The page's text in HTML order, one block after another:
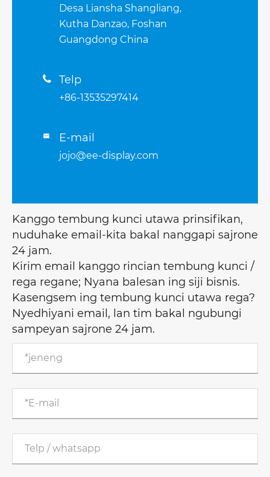
Desa Liansha Shangliang,
Kutha Danzao, Foshan
Guangdong China
 Telp
+86-13535297414
 E-mail
jojo@ee-display.com
Kanggo tembung kunci utawa prinsifikan,
nuduhake email-kita bakal nanggapi sajrone
24 jam.
Kirim email kanggo rincian tembung kunci /
rega regane; Nyana balesan ing siji bisnis.
Kasengsem ing tembung kunci utawa rega?
Nyedhiyani email, lan tim bakal ngubungi
sampeyan sajrone 24 jam.